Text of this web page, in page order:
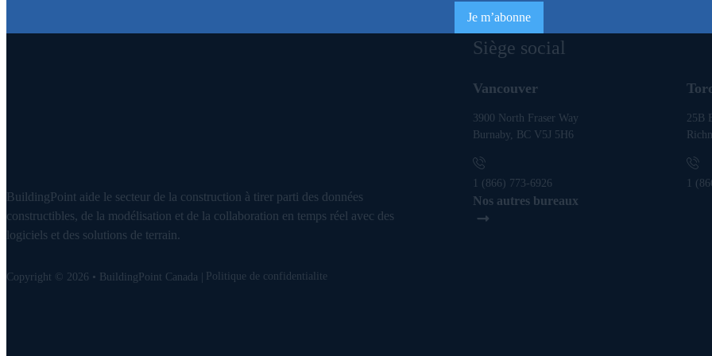
BuildingPoint aide le secteur de la construction à tirer parti des données
constructibles, de la modélisation et de la collaboration en temps réel avec des
logiciels et des solutions de terrain.
Siège social
Vancouver
3900 North Fraser Way
Burnaby, BC V5J 5H6
1 (866) 773-6926
25B
1
Nos autres bureaux
Copyright © 2026 • BuildingPoint Canada | Politique de confidentialite